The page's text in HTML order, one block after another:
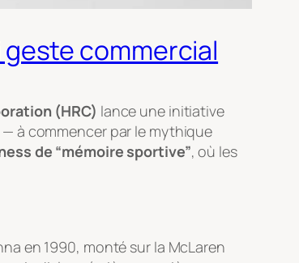
geste commercial
(HRC) lance une initiative
à commencer par le mythique
de “mémoire sportive”, où les
en 1990, monté sur la McLaren